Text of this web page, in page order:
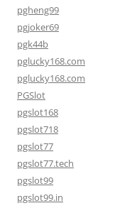
pgheng99
pgjoker69
pgk44b
pglucky168.com
pglucky168.com
PGSlot
pgslot168
pgslot718
pgslot77
pgslot77.tech
pgslot99
pgslot99.in